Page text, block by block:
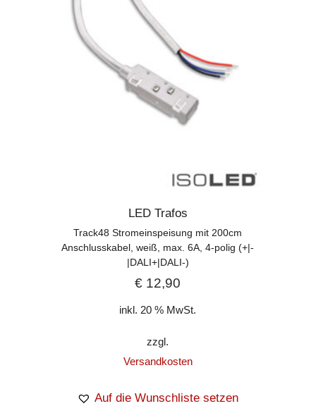
LED Trafos
Track48 Stromeinspeisung mit 200cm
Anschlusskabel, weiß, max. 6A, 4-polig (+|-
|DALI+|DALI-)
€ 12,90
inkl. 20 % MwSt.
zzgl.
Versandkosten
Auf die Wunschliste setzen